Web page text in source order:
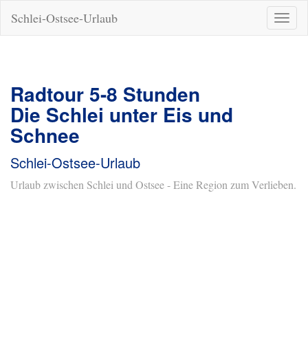
ein-/
Schlei-Ostsee-Urlaub
Radtour 5-8 Stunden
Die Schlei unter Eis und
Schnee
Schlei-Ostsee-Urlaub
Urlaub zwischen Schlei und Ostsee - Eine Region zum Verlieben.